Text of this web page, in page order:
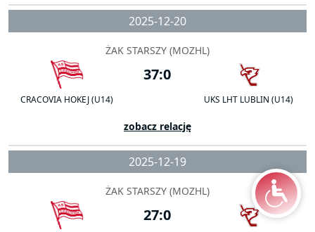
2025-12-20
ŻAK STARSZY (MOZHL)
CRACOVIA HOKEJ (U14)
37:0
UKS LHT LUBLIN (U14)
zobacz relację
2025-12-19
ŻAK STARSZY (MOZHL)
27:0